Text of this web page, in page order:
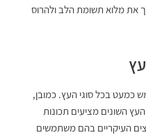
את מלוא תשומת הלב ולהרוס
כמעט בכל סוגי העץ. כמובן,
השונים מציעים תכונות
העיקריים בהם משתמשים